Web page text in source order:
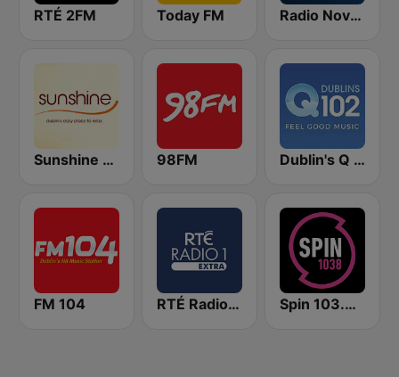
RTÉ 2FM Today FM Radio Nova Ireland
Sunshine 106.8 FM 98FM Dublin's Q 102 FM
FM 104 RTÉ Radio 1 Extra Spin 103.8 FM